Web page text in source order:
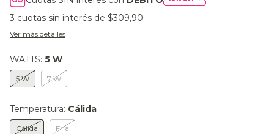
3 cuotas sin interés de $309,90
Ver más detalles
WATTS: 5 W
5 W 7 W
Temperatura: Cálida
Cálida Fría